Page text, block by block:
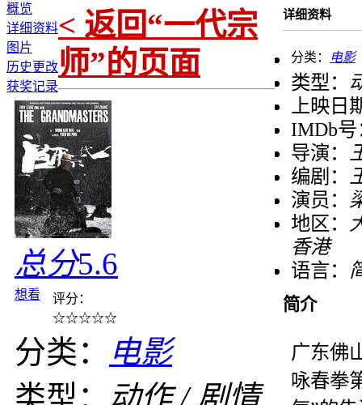
概览
详细资料
图片
历史更改
获奖记录
详细资料
分类： 电影
类型：
上映日
IMDb号
导演：
编剧：
演员：
地区：
香港
语言：
简介
广东佛
咏春拳
< 返回“一代宗
师”的页面
总分5.6
想看
评分：
☆☆☆☆☆
分类：
电影
类型： 动作 / 剧情